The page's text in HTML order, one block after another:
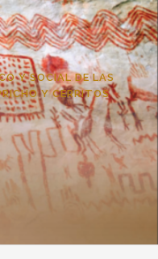
Y SOCIAL DE LAS
Y CERRITOS